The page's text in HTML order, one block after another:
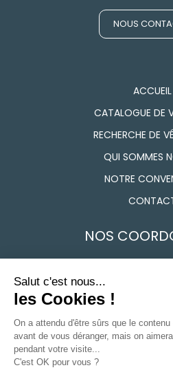
NOUS
ACCUEIL
CATALOGUE DE
RECHERCHE DE
QUI SOMMES
NOTRE
NOS
7 Route des Frères
Du Lundi au vendredi